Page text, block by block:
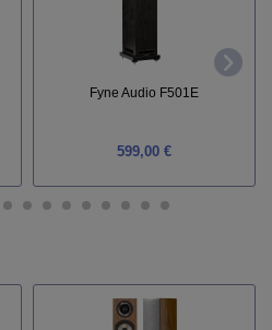
Fyne Audio F501E
599,00 €